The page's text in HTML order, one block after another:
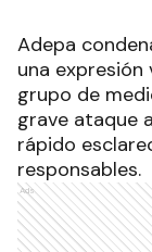
Adepa
una
grupo de
grave ataque
rápido
responsables.
Ads